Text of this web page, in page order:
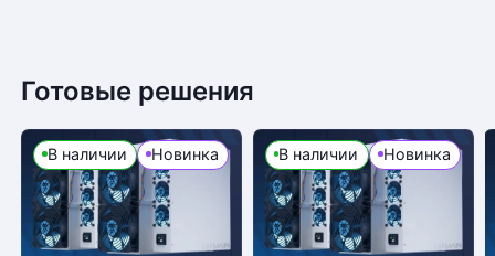
Готовые решения
В наличии Новинка В наличии Новинка